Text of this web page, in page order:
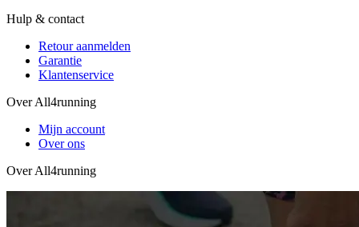
Hulp & contact
Retour aanmelden
Garantie
Klantenservice
Over All4running
Mijn account
Over ons
Over All4running